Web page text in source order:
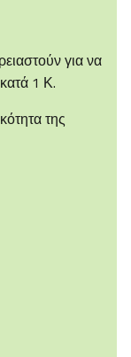
για να
1 Κ.
της